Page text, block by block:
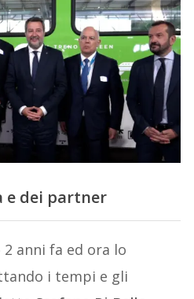
e dei partner
anni fa ed ora lo
i tempi e gli